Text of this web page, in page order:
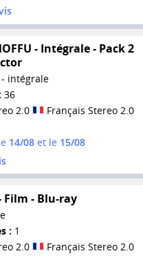
- Intégrale - Pack 2
intégrale
36
2.0
Français Stereo 2.0
14/08et le 15/08
Film - Blu-ray
: 1
2.0
Français Stereo 2.0